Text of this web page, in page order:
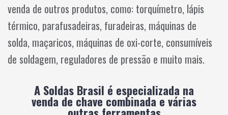
venda de outros produtos, como: torquímetro, lápis
térmico, parafusadeiras, furadeiras, máquinas de
solda, maçaricos, máquinas de oxi-corte, consumíveis
de soldagem, reguladores de pressão e muito mais.
A Soldas Brasil é especializada na
venda de chave combinada e várias